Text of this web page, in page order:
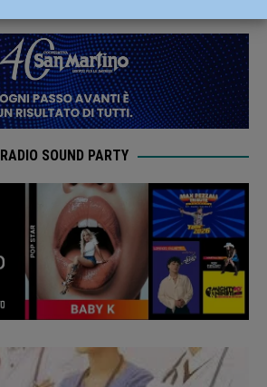
RADIO SOUND PARTY